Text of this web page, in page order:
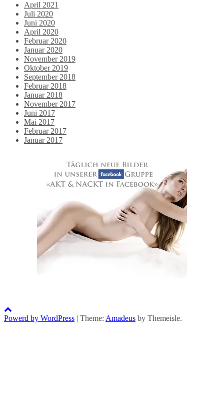
April 2021
Juli 2020
Juni 2020
April 2020
Februar 2020
Januar 2020
November 2019
Oktober 2019
September 2018
Februar 2018
Januar 2018
November 2017
Juni 2017
Mai 2017
Februar 2017
Januar 2017
Powerd by WordPress | Theme: Amadeus by Themeisle.